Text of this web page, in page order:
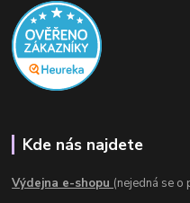
Kde nás najdete
Výdejna e-shopu (nejedná se o